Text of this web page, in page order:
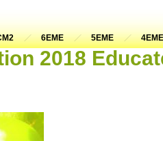
6EME 5EME 4EME
2018